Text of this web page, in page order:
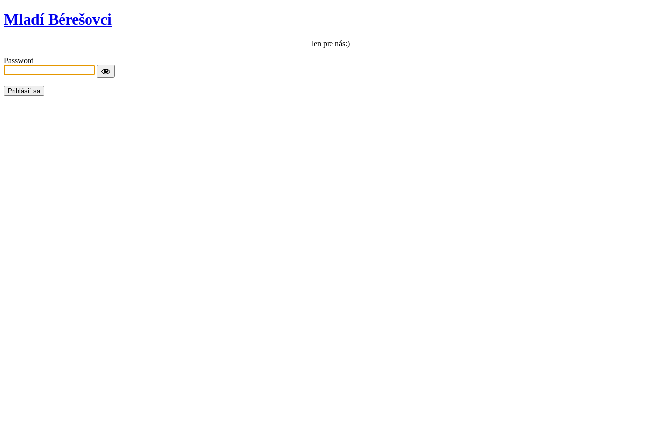
Mladí Bérešovci
len pre nás:)
Password